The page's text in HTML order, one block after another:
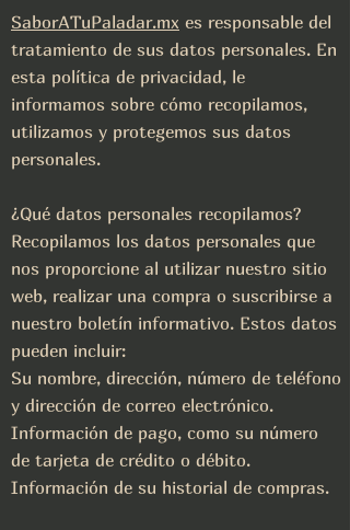
SaborATuPaladar.mx es responsable del
tratamiento de sus datos personales. En
esta política de privacidad, le
informamos sobre cómo recopilamos,
utilizamos y protegemos sus datos
personales.
¿Qué datos personales recopilamos?
Recopilamos los datos personales que
nos proporcione al utilizar nuestro sitio
web, realizar una compra o suscribirse a
nuestro boletín informativo. Estos datos
pueden incluir:
Su nombre, dirección, número de teléfono
y dirección de correo electrónico.
Información de pago, como su número
de tarjeta de crédito o débito.
Información de su historial de compras.